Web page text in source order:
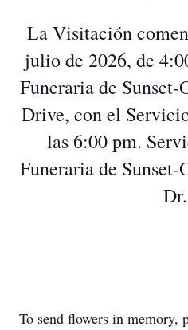
La Visitación
julio de 2026, de
Funeraria de Sunset-
Drive, con el
las 6:00 pm.
Funeraria de Sunset-
Dr.
To send flowers in memory,